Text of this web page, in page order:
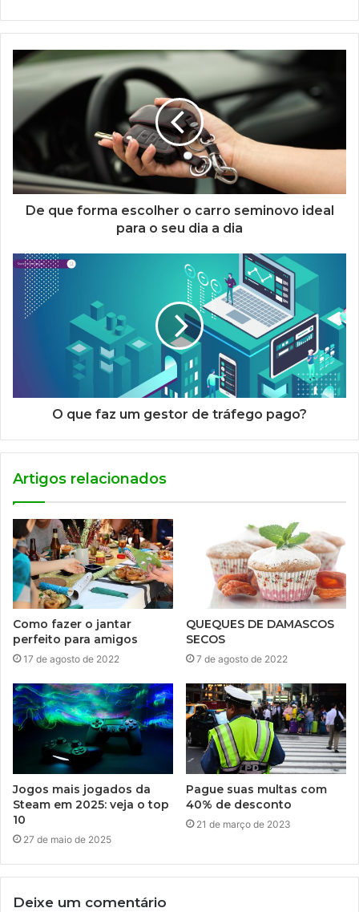
De que forma escolher o carro seminovo ideal
para o seu dia a dia
O que faz um gestor de tráfego pago?
Artigos relacionados
Como fazer o jantar
perfeito para amigos
17 de agosto de 2022
QUEQUES DE DAMASCOS
SECOS
7 de agosto de 2022
Jogos mais jogados da
Steam em 2025: veja o top
10
27 de maio de 2025
Pague suas multas com
40% de desconto
21 de março de 2023
Deixe um comentário